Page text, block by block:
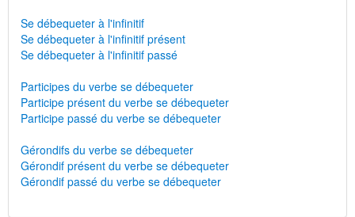
Se débequeter à l'infinitif
Se débequeter à l'infinitif présent
Se débequeter à l'infinitif passé
Participes du verbe se débequeter
Participe présent du verbe se débequeter
Participe passé du verbe se débequeter
Gérondifs du verbe se débequeter
Gérondif présent du verbe se débequeter
Gérondif passé du verbe se débequeter